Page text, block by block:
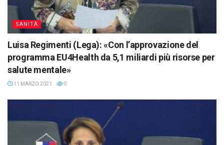
SANITÀ
Luisa Regimenti (Lega): «Con l’approvazione del
programma EU4Health da 5,1 miliardi più risorse per
salute mentale»
11 MARZO 2021 0